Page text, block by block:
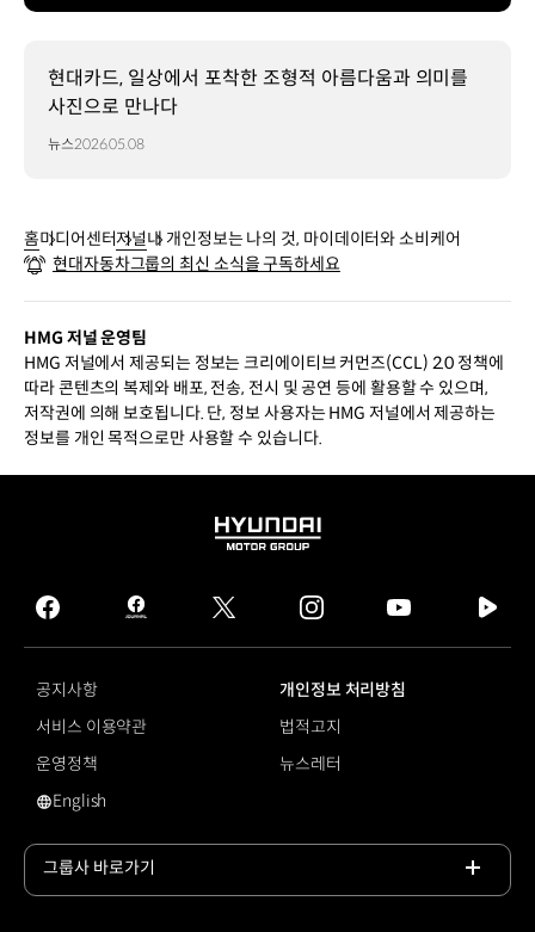
현대카드, 일상에서 포착한 조형적 아름다움과 의미를
사진으로 만나다
뉴스2026.05.08
홈미디어센터저널내 개인정보는 나의 것, 마이데이터와 소비케어
현대자동차그룹의 최신 소식을 구독하세요
HMG 저널 운영팀
HMG 저널에서 제공되는 정보는 크리에이티브 커먼즈(CCL) 2.0 정책에
따라 콘텐츠의 복제와 배포, 전송, 전시 및 공연 등에 활용할 수 있으며,
저작권에 의해 보호됩니다. 단, 정보 사용자는 HMG 저널에서 제공하는
정보를 개인 목적으로만 사용할 수 있습니다.
HYUNDAI
GROUP
facebook
hmg
journal
twitter instagram
tv
공지사항
개인정보 처리방침
서비스 이용약관
법적고지
운영정책
뉴스레터
영문 사이트로 이동
English
그룹사 바로가기